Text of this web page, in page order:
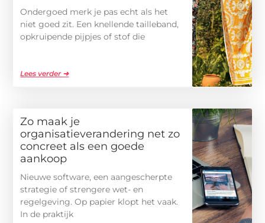
Ondergoed merk je pas echt als het
niet goed zit. Een knellende tailleband,
opkruipende pijpjes of stof die
Lees verder ➜
Zo maak je
organisatieverandering net zo
concreet als een goede
aankoop
Nieuwe software, een aangescherpte
strategie of strengere wet- en
regelgeving. Op papier klopt het vaak.
In de praktijk